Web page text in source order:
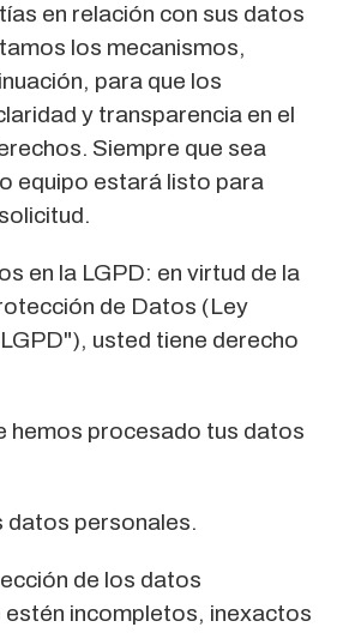
en relación con sus datos
los mecanismos,
para que los
y transparencia en el
Siempre que sea
equipo estará listo para
en la LGPD: en virtud de la
de Datos (Ley
usted tiene derecho
hemos procesado tus datos
datos personales.
de los datos
estén incompletos, inexactos